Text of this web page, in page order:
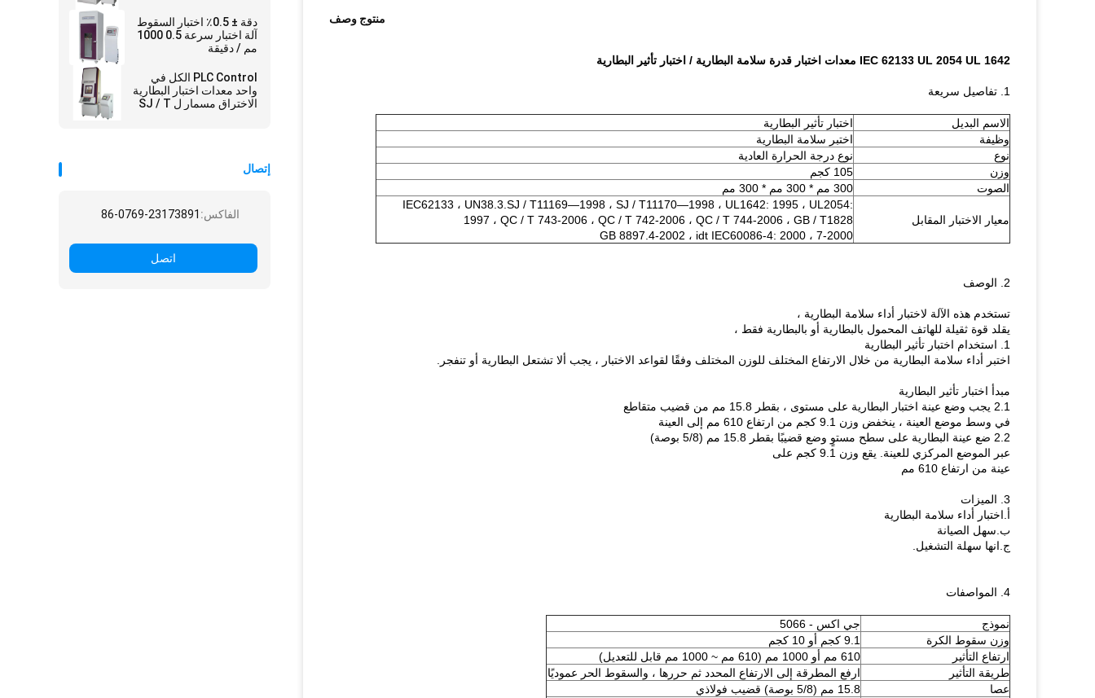
دقة ± 0.5٪ اختبار السقوط
آلة اختبار سرعة 0.5 1000
مم / دقيقة
PLC Control الكل في
واحد معدات اختبار البطارية
الاختراق مسمار ل SJ / T
إتصال
الفاكس: 86-0769-23173891
اتصل
منتوج وصف
IEC 62133 UL 2054 UL 1642 معدات اختبار قدرة سلامة البطارية / اختبار تأثير البطارية
1. تفاصيل سريعة
الاسم البديل
اختبار تأثير البطارية
وظيفة
اختبر سلامة البطارية
نوع
نوع درجة الحرارة العادية
وزن
105 كجم
الصوت
300 مم * 300 مم * 300 مم
معيار الاختبار المقابل
IEC62133 ، UN38.3.SJ / T11169—1998 ، SJ / T11170—1998 ، UL1642: 1995 ، UL2054:
1997 ، QC / T 743-2006 ، QC / T 742-2006 ، QC / T 744-2006 ، GB / T1828
7-2000 ، GB 8897.4-2002 ، idt IEC60086-4: 2000
2. الوصف
تستخدم هذه الآلة لاختبار أداء سلامة البطارية ،
يقلد قوة ثقيلة للهاتف المحمول بالبطارية أو بالبطارية فقط ،
1. استخدام اختبار تأثير البطارية
اختبر أداء سلامة البطارية من خلال الارتفاع المختلف للوزن المختلف وفقًا لقواعد الاختبار ، يجب ألا تشتعل البطارية أو تنفجر.
مبدأ اختبار تأثير البطارية
2.1 يجب وضع عينة اختبار البطارية على مستوى ، بقطر 15.8 مم من قضيب متقاطع
في وسط موضع العينة ، ينخفض ​​وزن 9.1 كجم من ارتفاع 610 مم إلى العينة
2.2 ضع عينة البطارية على سطح مستوٍ وضع قضيبًا بقطر 15.8 مم (5/8 بوصة)
عبر الموضع المركزي للعينة. يقع وزن 9.1 كجم على
عينة من ارتفاع 610 مم
3. الميزات
أ.اختبار أداء سلامة البطارية
ب.سهل الصيانة
ج.انها سهلة التشغيل.
4. المواصفات
نموذج
جي اكس - 5066
وزن سقوط الكرة
9.1 كجم أو 10 كجم
ارتفاع التأثير
610 مم أو 1000 مم (610 مم ~ 1000 مم قابل للتعديل)
طريقة التأثير
ارفع المطرقة إلى الارتفاع المحدد ثم حررها ، والسقوط الحر عموديًا
عصا
15.8 مم (5/8 بوصة) قضيب فولاذي